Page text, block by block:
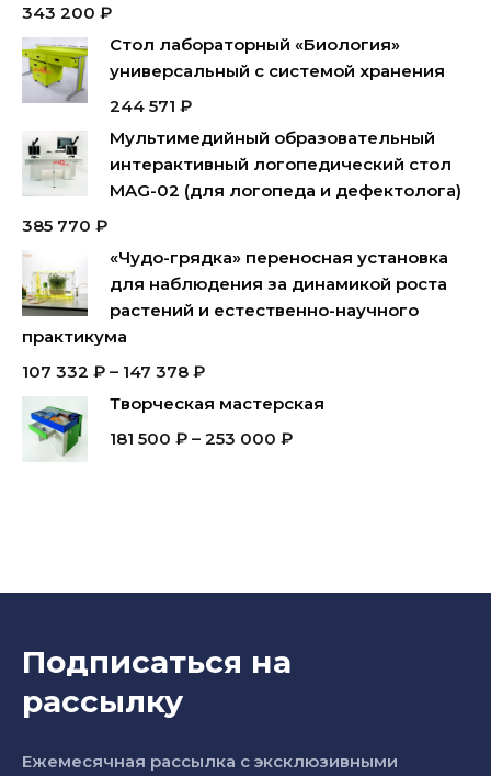
343 200 ₽
Стол лабораторный «Биология»
универсальный с системой хранения
244 571 ₽
Мультимедийный образовательный
интерактивный логопедический стол
MAG-02 (для логопеда и дефектолога)
385 770 ₽
«Чудо-грядка» переносная установка
для наблюдения за динамикой роста
растений и естественно-научного
практикума
107 332 ₽ – 147 378 ₽
Творческая мастерская
181 500 ₽ – 253 000 ₽
Подписаться на
рассылку
Ежемесячная рассылка с эксклюзивными